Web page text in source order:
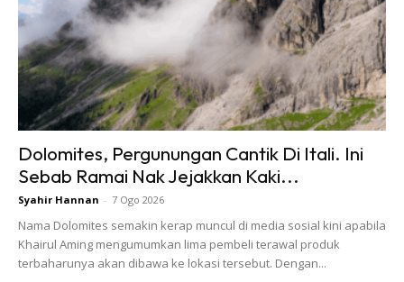
tambah penting. Dengan tempoh perjalanan ekspres
antara Gombak dan Kota Bharu yang dijangka sekitar
empat jam, perjalanan hujung minggu dari Jumaat hingga
Ahad boleh dilaksanakan dengan lebih mudah berbanding
sebelum ini.
Kemudahan tersebut sekali gus menjadikan perjalanan
domestik lebih sejajar dengan gaya hidup moden yang
menekankan keseimbangan kerja dan kehidupan.
Dolomites, Pergunungan Cantik Di Itali. Ini
Sebab Ramai Nak Jejakkan Kaki...
Syahir Hannan - 7 Ogo 2026
Nama Dolomites semakin kerap muncul di media sosial kini apabila
Khairul Aming mengumumkan lima pembeli terawal produk
terbaharunya akan dibawa ke lokasi tersebut. Dengan...